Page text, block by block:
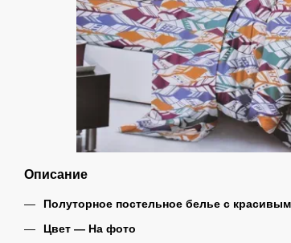
Описание
Полуторное постельное белье с
Цвет ― На фото